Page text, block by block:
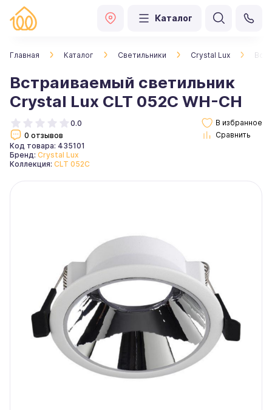
Каталог
Главная Каталог Светильники Crystal Lux
Встраиваемый светильник
Crystal Lux CLT 052C WH-CH
0.0
0 отзывов
Код товара: 435101
Бренд: Crystal Lux
Коллекция: CLT 052C